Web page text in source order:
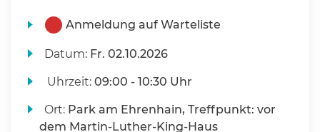
Anmeldung auf Warteliste
Datum: Fr. 02.10.2026
Uhrzeit:09:00 - 10:30 Uhr
Ort: Park am Ehrenhain, Treffpunkt: vor
dem Martin-Luther-King-Haus